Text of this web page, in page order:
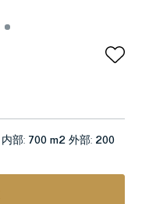
内部: 700 m2外部: 200